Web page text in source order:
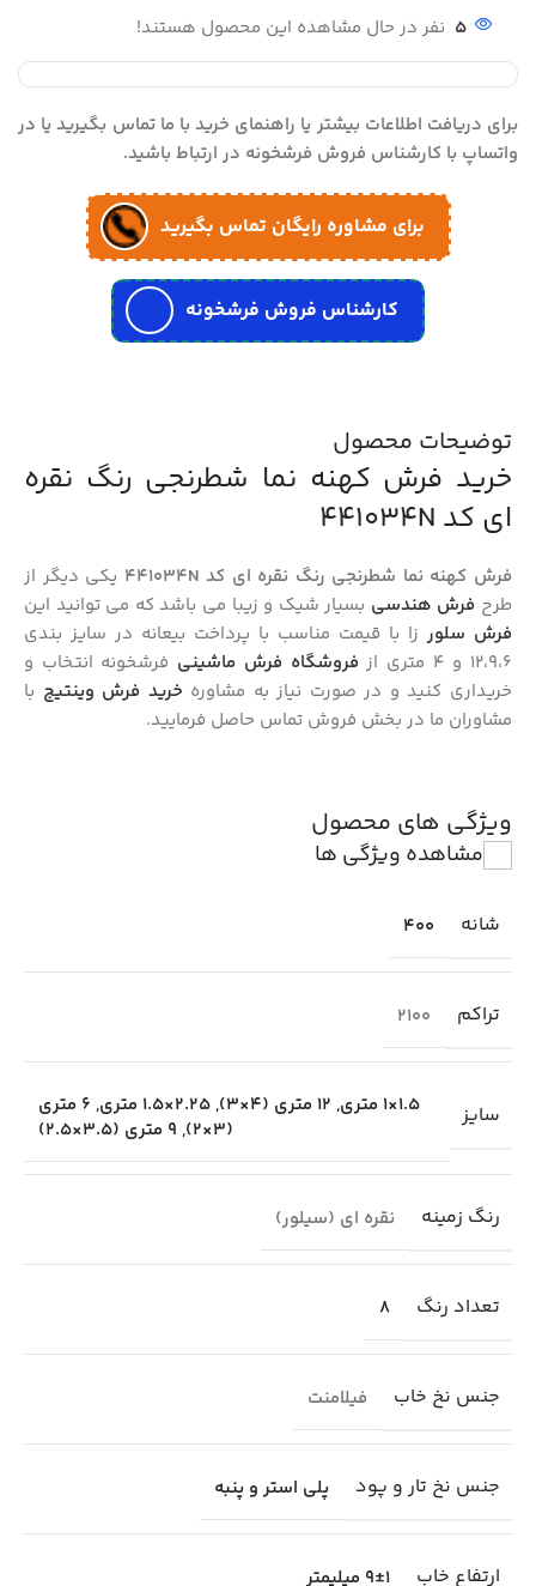
5 نفر در حال مشاهده این محصول هستند!
برای دریافت اطلاعات بیشتر یا راهنمای خرید با ما تماس بگیرید یا در
واتساپ با کارشناس فروش فرشخونه در ارتباط باشید.
برای مشاوره رایگان تماس بگیرید
کارشناس فروش فرشخونه
توضیحات محصول
خرید فرش کهنه نما شطرنجی رنگ نقره
ای کد 441034N
فرش کهنه نما شطرنجی رنگ نقره ای کد 441034N
یکی دیگر از
طرح فرش هندسی بسیار شیک و زیبا می باشد که می توانید این
فرش سلور زا با قیمت مناسب با پرداخت بیعانه در سایز بندی
12،9،6 و 4 متری از
فروشگاه فرش ماشینی فرشخونه انتخاب و
خریداری کنید و در صورت نیاز به مشاوره خرید فرش وینتیج با
مشاوران ما در بخش فروش تماس حاصل فرمایید.
ویژگی های محصول
مشاهده ویژگی ها
شانه 400
تراکم 2100
سایز 1.5×1 متری , 12 متری (4×3) ,2.25×1.5 متری ,
6 متری
(3×2)
, 9 متری (3.5×2.5)
رنگ زمینه نقره ای (سیلور)
تعداد رنگ 8
جنس نخ خاب فیلامنت
جنس نخ تار و پود پلی استر و پنبه
ارتفاع خاب 9±1 میلیمتر